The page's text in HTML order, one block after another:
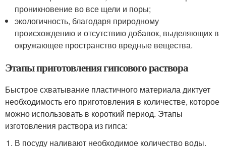
проникновение во все щели и поры;
экологичность, благодаря природному
происхождению и отсутствию добавок, выделяющих в
окружающее пространство вредные вещества.
Этапы приготовления гипсового раствора
Быстрое схватывание пластичного материала диктует
необходимость его приготовления в количестве, которое
можно использовать в короткий период. Этапы
изготовления раствора из гипса:
В посуду наливают необходимое количество воды.